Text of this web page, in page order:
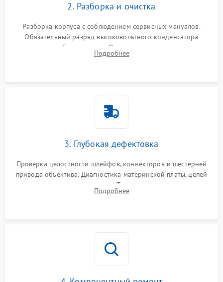
2. Разборка и очистка
Разборка корпуса с соблюдением сервисных мануалов.
Обязательный разряд высоковольтного конденсатора
вспышки для безопасности. Очистка внутренних узлов от
пыли, песка и следов влаги с помощью спецсредств.
Подробнее
3. Глубокая дефектовка
Проверка целостности шлейфов, коннекторов и шестерней
привода объектива. Диагностика материнской платы, цепей
питания и картоприемника. Тестирование механизма
затвора и блока внутрикамерной стабилизации.
Подробнее